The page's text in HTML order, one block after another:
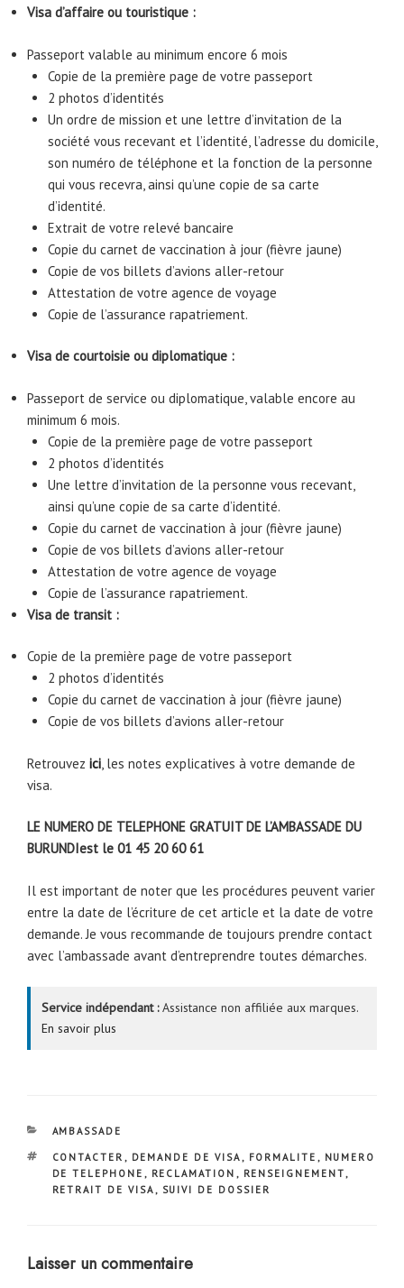
Visa d’affaire ou touristique :
Passeport valable au minimum encore 6 mois
Copie de la première page de votre passeport
2 photos d’identités
Un ordre de mission et une lettre d’invitation de la
société vous recevant et l’identité, l’adresse du domicile,
son numéro de téléphone et la fonction de la personne
qui vous recevra, ainsi qu’une copie de sa carte
d’identité.
Extrait de votre relevé bancaire
Copie du carnet de vaccination à jour (fièvre jaune)
Copie de vos billets d’avions aller-retour
Attestation de votre agence de voyage
Copie de l’assurance rapatriement.
Visa de courtoisie ou diplomatique :
Passeport de service ou diplomatique, valable encore au
minimum 6 mois.
Copie de la première page de votre passeport
2 photos d’identités
Une lettre d’invitation de la personne vous recevant,
ainsi qu’une copie de sa carte d’identité.
Copie du carnet de vaccination à jour (fièvre jaune)
Copie de vos billets d’avions aller-retour
Attestation de votre agence de voyage
Copie de l’assurance rapatriement.
Visa de transit :
Copie de la première page de votre passeport
2 photos d’identités
Copie du carnet de vaccination à jour (fièvre jaune)
Copie de vos billets d’avions aller-retour
Retrouvez ici, les notes explicatives à votre demande de
visa.
LE NUMERO DE TELEPHONE GRATUIT DE L’AMBASSADE DU
BURUNDIest le 01 45 20 60 61
Il est important de noter que les procédures peuvent varier
entre la date de l’écriture de cet article et la date de votre
demande. Je vous recommande de toujours prendre contact
avec l’ambassade avant d’entreprendre toutes démarches.
Service indépendant :Assistance non affiliée aux marques.
En savoir plus
CATÉGORIES
AMBASSADE
ÉTIQUETTES
CONTACTER , DEMANDE DE VISA, FORMALITE , NUMERO
DE TELEPHONE , RECLAMATION , RENSEIGNEMENT,
RETRAIT DE VISA, SUIVI DE DOSSIER
Laisser un commentaire